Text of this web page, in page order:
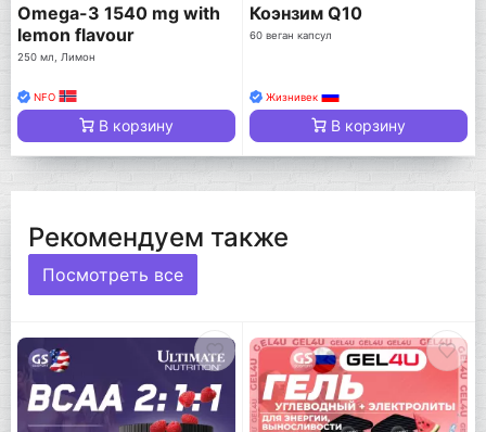
Omega-3 1540 mg with
lemon flavour
250 мл, Лимон
NFO
В корзину
Коэнзим Q10
60 веган капсул
Жизнивек
В корзину
Рекомендуем также
Посмотреть все